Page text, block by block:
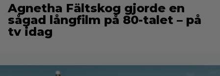
Agnetha Fältskog gjorde en
sågad långfilm på 80-talet – på
tv idag